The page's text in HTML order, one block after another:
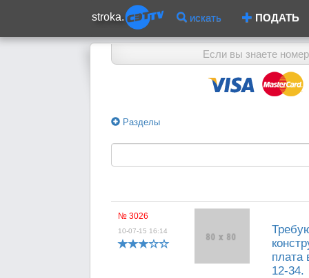
stroka. искать ПОДАТЬ
Если вы знаете
Разделы
№ 3026
10-07-15 16:14
плата
12-34.